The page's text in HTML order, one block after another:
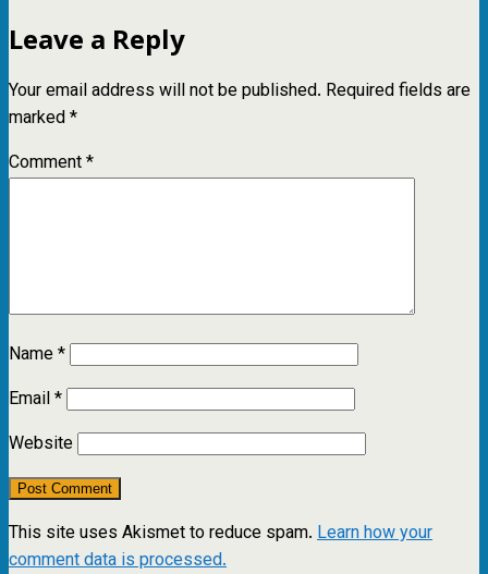
Leave a Reply
Your email address will not be published. Required fields are
marked*
Comment*
Name*
Email*
Website
This site uses Akismet to reduce spam. Learn how your
comment data is processed.